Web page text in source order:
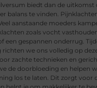
biedt dan de uitkomst
balans te vinden.
aanstaande moeders
zoals vocht
een gespannen onderrug.
richten we ons volledig op
zachte technieken en
de doorbloeding en helpen
los te laten. Dit zorgt voor